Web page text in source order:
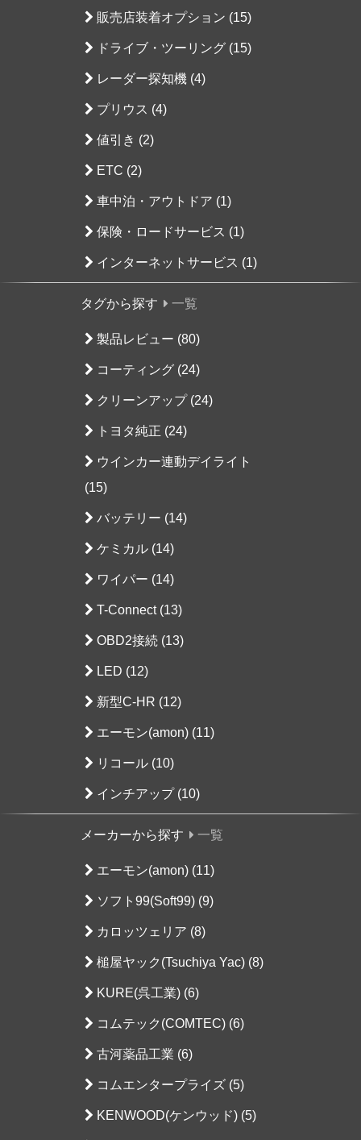
販売店装着オプション (15)
ドライブ・ツーリング (15)
レーダー探知機 (4)
プリウス (4)
値引き (2)
ETC (2)
車中泊・アウトドア (1)
保険・ロードサービス (1)
インターネットサービス (1)
タグから探す 一覧
製品レビュー (80)
コーティング (24)
クリーンアップ (24)
トヨタ純正 (24)
ウインカー連動デイライト
(15)
バッテリー (14)
ケミカル (14)
ワイパー (14)
T-Connect (13)
OBD2接続 (13)
LED (12)
新型C-HR (12)
エーモン(amon) (11)
リコール (10)
インチアップ (10)
メーカーから探す 一覧
エーモン(amon) (11)
ソフト99(Soft99) (9)
カロッツェリア (8)
槌屋ヤック(Tsuchiya Yac) (8)
KURE(呉工業) (6)
コムテック(COMTEC) (6)
古河薬品工業 (6)
コムエンタープライズ (5)
KENWOOD(ケンウッド) (5)